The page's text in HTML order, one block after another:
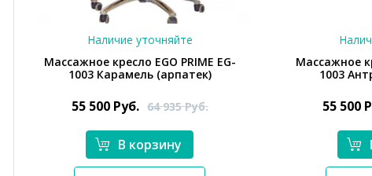
*}
Наличие уточняйте
Массажное кресло EGO PRIME EG-
1003 Карамель (арпатек)
55 500 Руб. 64 935Руб.
В корзину
Массажное
1003
55 500